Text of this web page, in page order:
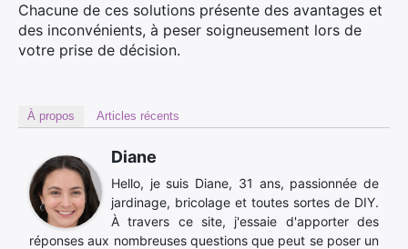
Chacune de ces solutions présente des avantages et
des inconvénients, à peser soigneusement lors de
votre prise de décision.
À propos Articles récents
Diane
Hello, je suis Diane, 31 ans, passionnée de
jardinage, bricolage et toutes sortes de DIY.
À travers ce site, j'essaie d'apporter des
réponses aux nombreuses questions que peut se poser un